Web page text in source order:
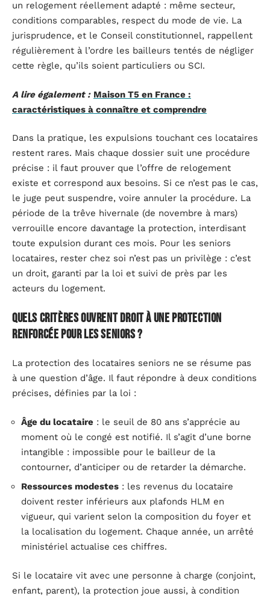
un relogement réellement adapté : même secteur,
conditions comparables, respect du mode de vie. La
jurisprudence, et le Conseil constitutionnel, rappellent
régulièrement à l’ordre les bailleurs tentés de négliger
cette règle, qu’ils soient particuliers ou SCI.
A lire également : Maison T5 en France :
caractéristiques à connaître et comprendre
Dans la pratique, les expulsions touchant ces locataires
restent rares. Mais chaque dossier suit une procédure
précise : il faut prouver que l’offre de relogement
existe et correspond aux besoins. Si ce n’est pas le cas,
le juge peut suspendre, voire annuler la procédure. La
période de la trêve hivernale (de novembre à mars)
verrouille encore davantage la protection, interdisant
toute expulsion durant ces mois. Pour les seniors
locataires, rester chez soi n’est pas un privilège : c’est
un droit, garanti par la loi et suivi de près par les
acteurs du logement.
Quels critères ouvrent droit à une protection
renforcée pour les seniors ?
La protection des locataires seniors ne se résume pas
à une question d’âge. Il faut répondre à deux conditions
précises, définies par la loi :
Âge du locataire : le seuil de 80 ans s’apprécie au
moment où le congé est notifié. Il s’agit d’une borne
intangible : impossible pour le bailleur de la
contourner, d’anticiper ou de retarder la démarche.
Ressources modestes : les revenus du locataire
doivent rester inférieurs aux plafonds HLM en
vigueur, qui varient selon la composition du foyer et
la localisation du logement. Chaque année, un arrêté
ministériel actualise ces chiffres.
Si le locataire vit avec une personne à charge (conjoint,
enfant, parent), la protection joue aussi, à condition